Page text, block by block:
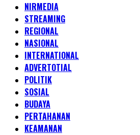
NIRMEDIA
STREAMING
REGIONAL
NASIONAL
INTERNATIONAL
ADVERTOTIAL
POLITIK
SOSIAL
BUDAYA
PERTAHANAN
KEAMANAN